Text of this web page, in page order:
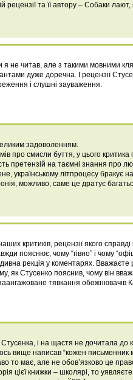
та її автору – Собаки лают,
не читав, але з такими мовними
дуже доречна. І рецензії
і слушні зауваження.
задоволенням.
про смисли буття, у цього
претензій на таємні знання про
українському літпроцесу бракує
можливо, саме це дратує
критиків, рецензії якого
пояснює, чому “гівно” і чому
рекція у коментарях. Вважаєте
як Стусенко пояснив, чому він
тявкання обожнювачів
і на щастя не дочитала до
вище написав “кожен письменник
то має, але не обов’язково це
цієї книжки – школярі, то